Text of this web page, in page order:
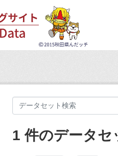
1 件のデータセ